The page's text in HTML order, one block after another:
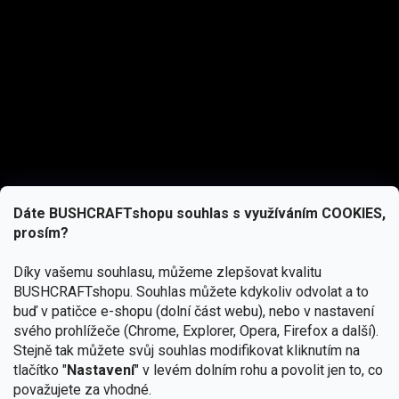
Dáte BUSHCRAFTshopu souhlas s využíváním COOKIES,
prosím?
Díky vašemu souhlasu, můžeme zlepšovat kvalitu
BUSHCRAFTshopu. Souhlas můžete kdykoliv odvolat a to
buď v patičce e-shopu (dolní část webu), nebo v nastavení
svého prohlížeče (Chrome, Explorer, Opera, Firefox a další).
Stejně tak můžete svůj souhlas modifikovat kliknutím na
tlačítko "Nastavení" v levém dolním rohu a povolit jen to, co
považujete za vhodné.